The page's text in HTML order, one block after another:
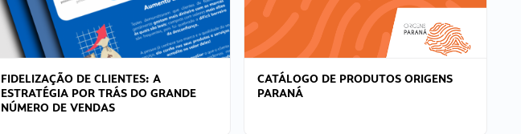
FIDELIZAÇÃO DE CLIENTES: A
ESTRATÉGIA POR TRÁS DO GRANDE
NÚMERO DE VENDAS
CATÁLOGO DE PRODUTOS ORIGENS
PARANÁ